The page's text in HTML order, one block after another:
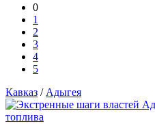
0
1
2
3
4
5
Кавказ / Адыгея